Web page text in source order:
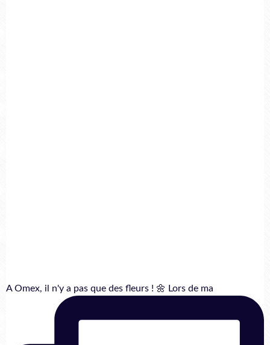
A Omex, il n'y a pas que des fleurs ! 🌼 Lors de ma